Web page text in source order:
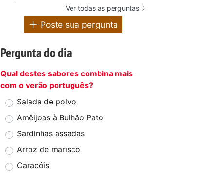
Ver todas as perguntas
Poste sua pergunta
Pergunta do dia
Qual destes sabores combina mais
com o verão português?
Salada de polvo
Amêijoas à Bulhão Pato
Sardinhas assadas
Arroz de marisco
Caracóis